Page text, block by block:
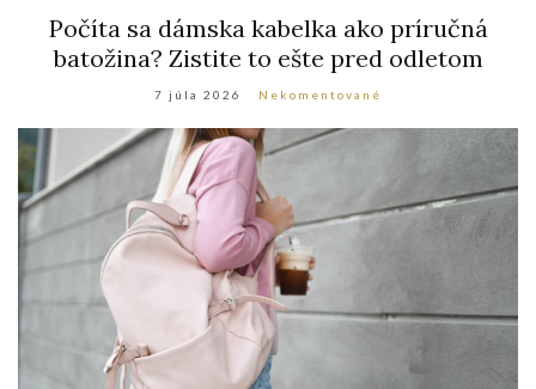
Počíta sa dámska kabelka ako príručná
batožina? Zistite to ešte pred odletom
7 júla 2026 Nekomentované